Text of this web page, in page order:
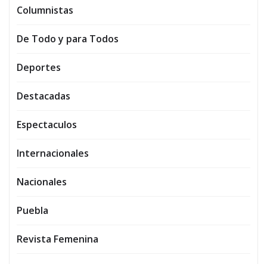
Columnistas
De Todo y para Todos
Deportes
Destacadas
Espectaculos
Internacionales
Nacionales
Puebla
Revista Femenina